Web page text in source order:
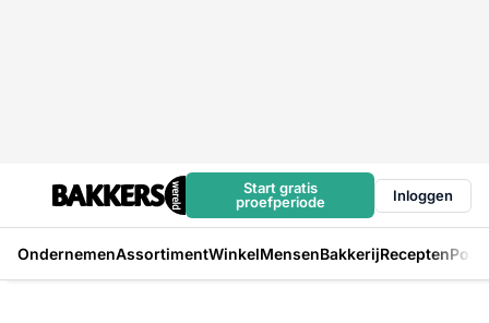
Start gratis
proefperiode
Inloggen
OndernemenAssortimentWinkelMensenBakkerijRecepten